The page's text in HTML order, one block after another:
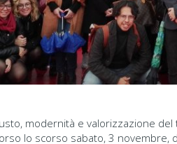
modernità e valorizzazione
lo scorso sabato, 3 novembre,